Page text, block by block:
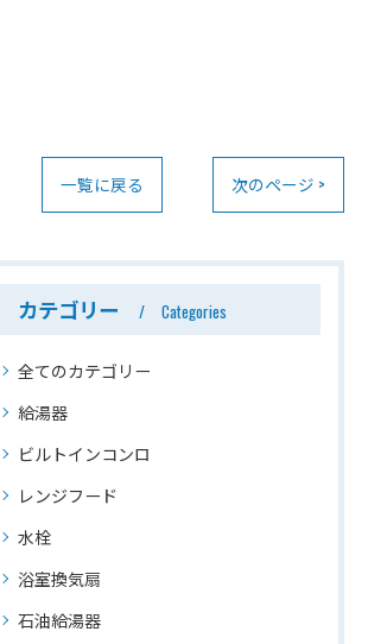
一覧に戻る 次のページ >
カテゴリー Categories
全てのカテゴリー
給湯器
ビルトインコンロ
レンジフード
水栓
浴室換気扇
石油給湯器